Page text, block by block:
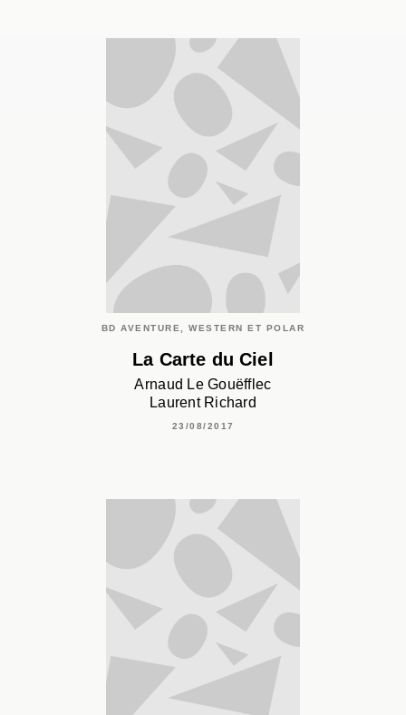
BD AVENTURE, WESTERN ET POLAR
La Carte du Ciel
Arnaud Le Gouëfflec
Laurent Richard
23/08/2017